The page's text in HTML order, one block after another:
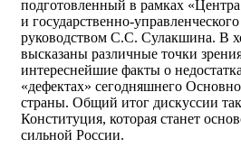
подготовленный в рамках
и государственно-
руководством С.С. Сулакшина. В
высказаны различные точки
интереснейшие факты о
«дефектах» сегодняшнего
страны. Общий итог дискуссии
Конституция, которая станет
сильной России.